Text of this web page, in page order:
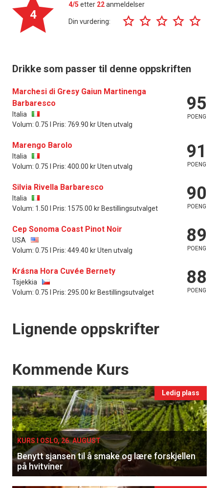
4
4/5 etter 22anmeldelser
Din vurdering:
Drikke som passer til denne oppskriften
Marchesi di Gresy Gaiun Martinenga
Barbaresco
Italia
Volum: 0.75 l Pris: 769.90 kr Uten utvalg
95
POENG
Marengo Barolo
Italia
Volum: 0.75 l Pris: 400.00 kr Uten utvalg
91
POENG
Silvia Rivella Barbaresco
Italia
Volum: 1.50 l Pris: 1575.00 kr Bestillingsutvalget
90
POENG
Cep Sonoma Coast Pinot Noir
USA
Volum: 0.75 l Pris: 449.40 kr Uten utvalg
89
POENG
Krásna Hora Cuvée Bernety
Tsjekkia
Volum: 0.75 l Pris: 295.00 kr Bestillingsutvalget
88
POENG
Lignende oppskrifter
Events
Kommende Kurs
Ledig plass
KURS I OSLO, 26. AUGUST
Benytt sjansen til å smake og lære forskjellen
på hvitviner